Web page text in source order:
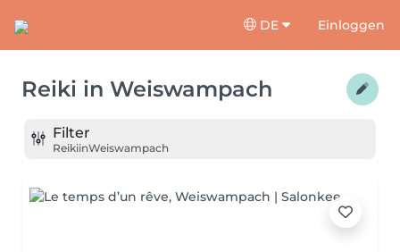
DE Einloggen
Reiki in Weiswampach
Filter
ReikiinWeiswampach